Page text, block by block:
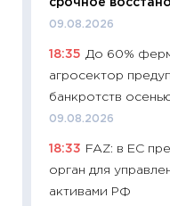
срочное
09.08.2026
18:35 До 60%
агросектор
банкротств
09.08.2026
18:33
FAZ: в ЕС
орган для
активами РФ